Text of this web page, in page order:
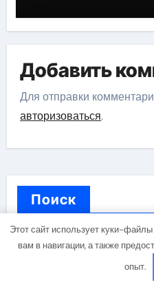
Добавить
Для отправки
авторизоваться.
Поиск
Этот сайт использует куки-
вам в навигации, а также
опыт.